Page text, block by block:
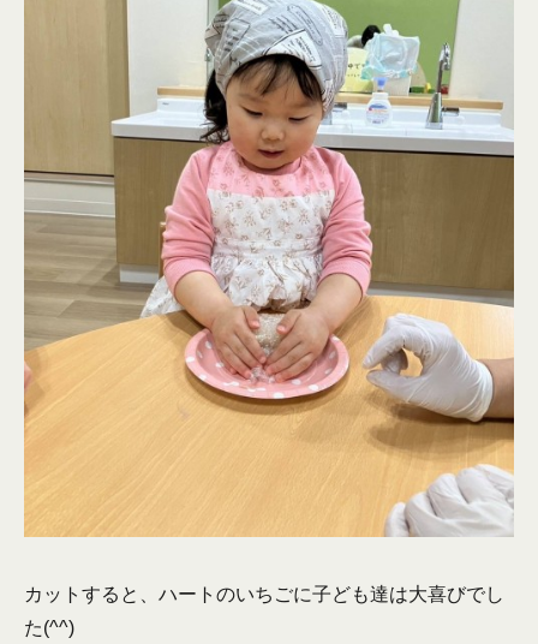
カットすると、ハートのいちごに子ども達は大喜びでし
た(^^)